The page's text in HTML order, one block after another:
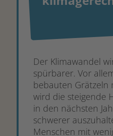
Der Klimawandel
spürbarer. Vor
bebauten Grätzeln
wird die steigende
in den nächsten
schwerer
Menschen mit